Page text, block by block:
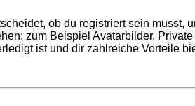
ob du registriert sein musst,
zum Beispiel Avatarbilder,
ist und dir zahlreiche Vorteile